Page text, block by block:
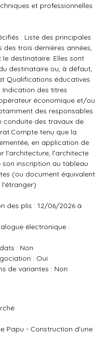
et professionnelles
: Liste des principales
trois dernières années,
destinataire. Elles sont
destinataire ou, à défaut,
Qualifications éducatives
Indication des titres
économique et/ou
des responsables
conduite des travaux de
tenu que la
en application de
l'architecture, l'architecte
inscription au tableau
(ou document équivalent
l'étranger)
des plis : 12/06/2026 à
électronique :
: Non
: Oui
de variantes : Non
Papu - Construction d'une